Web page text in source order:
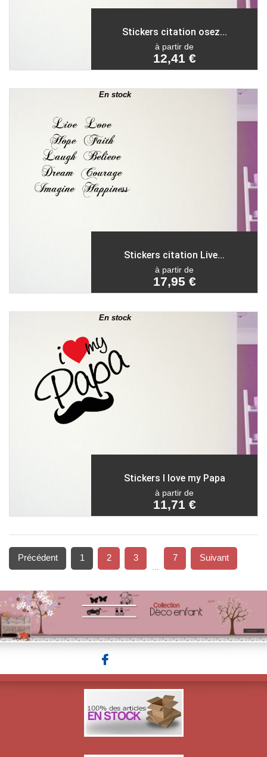
Stickers citation osez...
à partir de
12,41 €
En stock
Stickers citation Live...
à partir de
17,95 €
En stock
Stickers I love my Papa
à partir de
11,71 €
Précédent 1 2 3 7 Suivant